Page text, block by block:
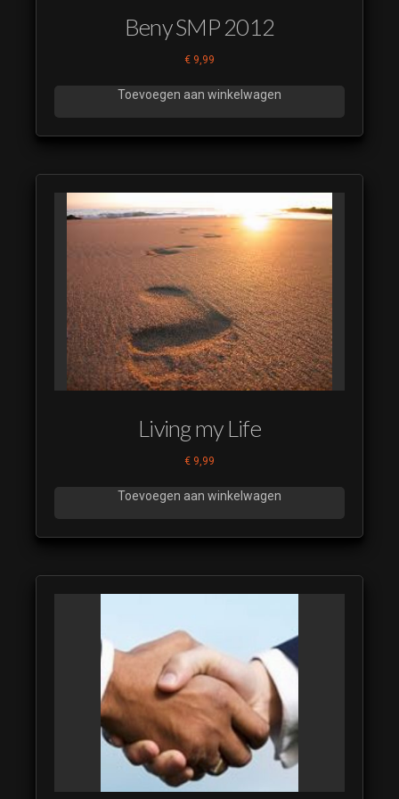
Beny SMP 2012
€ 9,99
Toevoegen aan winkelwagen
Living my Life
€ 9,99
Toevoegen aan winkelwagen